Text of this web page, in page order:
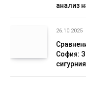
анализ
26.10.2025
София: